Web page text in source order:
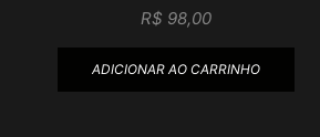
R$ 98,00
ADICIONAR AO CARRINHO